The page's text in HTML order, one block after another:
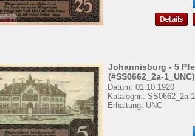
Johannisburg - 5
(#SS0662_2a-1_UNC)
Datum: 01.10.1920
Katalognr.: SS0662_2a-1
Erhaltung: UNC